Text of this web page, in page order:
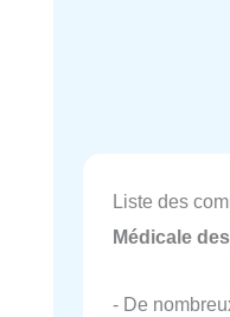
Liste des
Médicale
- De